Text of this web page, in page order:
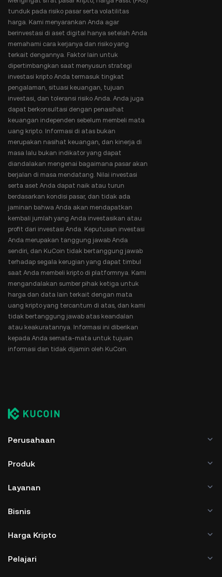
tunduk pada risiko pasar serta volatilitas
harga. Kami menyarankan Anda agar
berinvestasi di aset digital hanya setelah Anda
memahami cara kerjanya dan risiko yang
terkait dengannya. Faktor lain untuk
dipertimbangkan saat menyusun strategi
investasi kripto Anda termasuk tingkat
pengalaman, situasi keuangan, tujuan
investasi, dan toleransi risiko Anda. Anda juga
dapat berkonsultasi dengan penasihat
keuangan independen sebelum membeli mata
uang kripto. Informasi di atas bukan
merupakan nasihat keuangan, dan kinerja di
masa lalu bukan indikator yang dapat
diandalakan mengenai bagaimana pasar akan
berjalan di masa mendatang. Nilai investasi
serta aset Anda dapat naik atau turun
berdasarkan kondisi pasar, dan tidak ada
jaminan bahwa Anda akan mendapatkan
kembali jumlah yang Anda investasikan atau
profit dari investasi Anda. Keputusan investasi
Anda merupakan tanggung jawab Anda
sendiri, dan KuCoin tidak bertanggung jawab
terhadap segala kerugian yang dapat timbul
saat Anda membeli kripto di platformnya. Kami
mengandalakan sumber pihak ketiga untuk
harga dan data lain terkait dengan mata
uang kripto yang tercantum di atas, dan kami
tidak bertanggung jawab atas keandalan
atau keakuratannya. Informasi ini diberikan
kepada Anda semata-mata untuk tujuan
informasi dan tidak dijamin oleh KuCoin.
Perusahaan
Produk
Layanan
Bisnis
Harga Kripto
Pelajari